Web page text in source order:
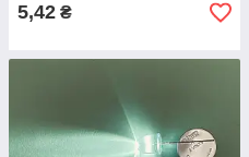
5,42 ₴